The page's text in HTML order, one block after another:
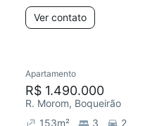
Ver contato
Apartamento
R$ 1.490.000
R. Morom, Boqueirão
153m² 3 2